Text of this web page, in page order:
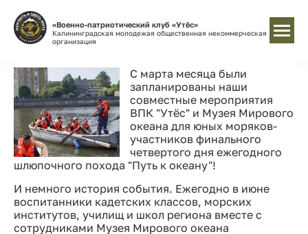
«Военно-патриотический клуб «Утёс»
Калининградская молодежая общественная некоммерческая
организация
С марта месяца были
запланированы наши
совместные мероприятия
ВПК "Утёс" и Музея Мирового
океана для юных моряков-
участников финального
четвертого дня ежегодного
шлюпочного похода "Путь к океану"!
И немного история события. Ежегодно в июне
воспитанники кадетских классов, морских
институтов, училищ и школ региона вместе с
сотрудниками Музея Мирового океана